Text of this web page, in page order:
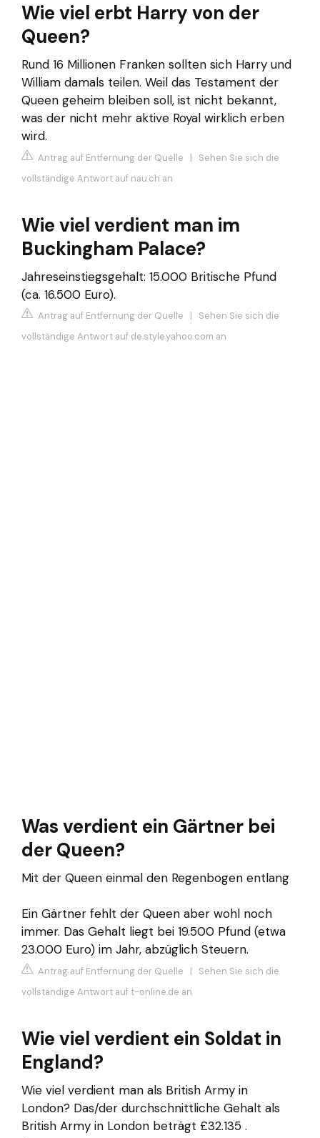
Wie viel erbt Harry von der
Queen?
Rund 16 Millionen Franken sollten sich Harry und
William damals teilen. Weil das Testament der
Queen geheim bleiben soll, ist nicht bekannt,
was der nicht mehr aktive Royal wirklich erben
wird.
Antrag auf Entfernung der Quelle | Sehen Sie sich die
vollständige Antwort auf nau.ch an
Wie viel verdient man im
Buckingham Palace?
Jahreseinstiegsgehalt: 15.000 Britische Pfund
(ca. 16.500 Euro).
Antrag auf Entfernung der Quelle | Sehen Sie sich die
vollständige Antwort auf de.style.yahoo.com an
Was verdient ein Gärtner bei
der Queen?
Mit der Queen einmal den Regenbogen entlang
Ein Gärtner fehlt der Queen aber wohl noch
immer. Das Gehalt liegt bei 19.500 Pfund (etwa
23.000 Euro) im Jahr, abzüglich Steuern.
Antrag auf Entfernung der Quelle | Sehen Sie sich die
vollständige Antwort auf t-online.de an
Wie viel verdient ein Soldat in
England?
Wie viel verdient man als British Army in
London? Das/der durchschnittliche Gehalt als
British Army in London beträgt £32.135 .